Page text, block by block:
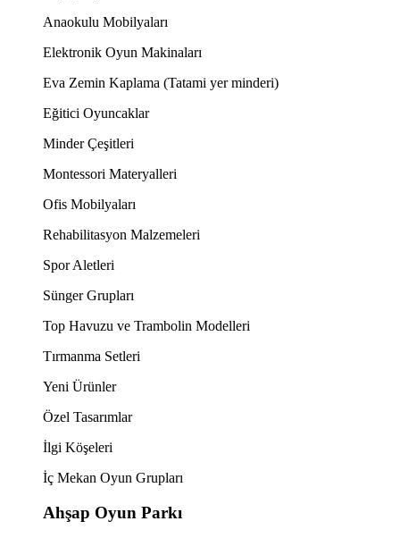
Anaokulu Mobilyaları
Elektronik Oyun Makinaları
Eva Zemin Kaplama (Tatami yer minderi)
Eğitici Oyuncaklar
Minder Çeşitleri
Montessori Materyalleri
Ofis Mobilyaları
Rehabilitasyon Malzemeleri
Spor Aletleri
Sünger Grupları
Top Havuzu ve Trambolin Modelleri
Tırmanma Setleri
Yeni Ürünler
Özel Tasarımlar
İlgi Köşeleri
İç Mekan Oyun Grupları
Ahşap Oyun Parkı